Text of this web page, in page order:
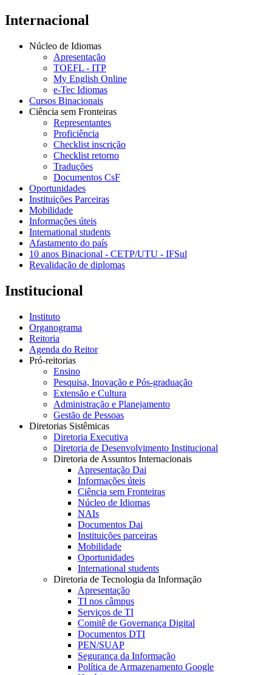
Internacional
Núcleo de Idiomas
Apresentação
TOEFL - ITP
My English Online
e-Tec Idiomas
Cursos Binacionais
Ciência sem Fronteiras
Representantes
Proficiência
Checklist inscrição
Checklist retorno
Traduções
Documentos CsF
Oportunidades
Instituições Parceiras
Mobilidade
Informações úteis
International students
Afastamento do país
10 anos Binacional - CETP/UTU - IFSul
Revalidação de diplomas
Institucional
Instituto
Organograma
Reitoria
Agenda do Reitor
Pró-reitorias
Ensino
Pesquisa, Inovação e Pós-graduação
Extensão e Cultura
Administração e Planejamento
Gestão de Pessoas
Diretorias Sistêmicas
Diretoria Executiva
Diretoria de Desenvolvimento Institucional
Diretoria de Assuntos Internacionais
Apresentação Dai
Informações úteis
Ciência sem Fronteiras
Núcleo de Idiomas
NAIs
Documentos Dai
Instituições parceiras
Mobilidade
Oportunidades
International students
Diretoria de Tecnologia da Informação
Apresentação
TI nos câmpus
Serviços de TI
Comitê de Governança Digital
Documentos DTI
PEN/SUAP
Segurança da Informação
Política de Armazenamento Google